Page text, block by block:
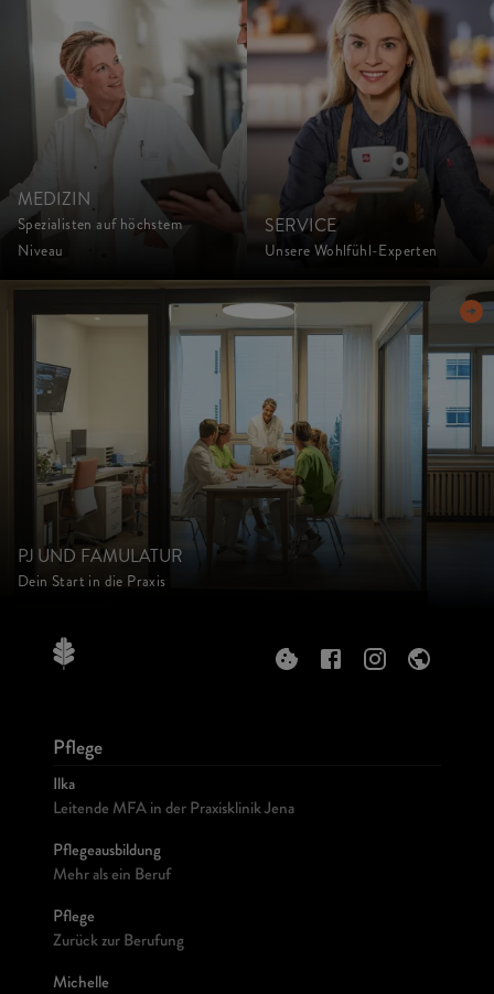
MEDIZIN
Spezialisten auf höchstem
Niveau
SERVICE
Unsere Wohlfühl-Experten
PJ UND FAMULATUR
Dein Start in die Praxis
Pflege
Ilka
Leitende MFA in der Praxisklinik Jena
Pflegeausbildung
Mehr als ein Beruf
Pflege
Zurück zur Berufung
Michelle